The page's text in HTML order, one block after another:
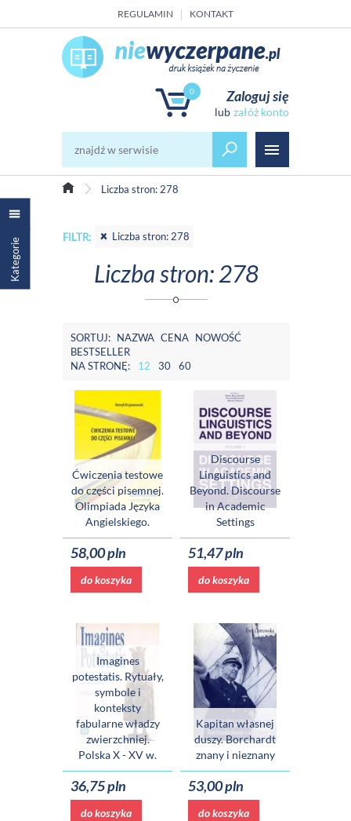
REGULAMIN KONTAKT
0 Zaloguj się
załóż konto
Liczba stron: 278
Kategorie FILTR: Liczba stron: 278
Liczba stron: 278
SORTUJ: NAZWA CENA NOWOŚĆ
BESTSELLER
NA STRONĘ:
12 30 60
Ćwiczenia testowe
do części pisemnej.
Olimpiada Języka
Angielskiego.
58,00 pln
do koszyka
Discourse
Linguistics and
Beyond. Discourse
in Academic
Settings
51,47 pln
do koszyka
Imagines
potestatis. Rytuały,
symbole i
konteksty
fabularne władzy
zwierzchniej.
Polska X - XV w.
36,75 pln
do koszyka
Kapitan własnej
duszy. Borchardt
znany i nieznany
53,00 pln
do koszyka